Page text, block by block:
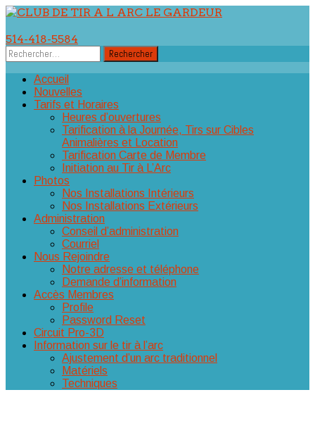
Aller
contenu
514-418-5584
Rechercher :
Accueil
Nouvelles
Tarifs et Horaires
Heures d’ouvertures
Tarification à la Journée, Tirs sur Cibles
Animalières et Location
Tarification Carte de Membre
Initiation au Tir à L’Arc
Photos
Nos Installations Intérieurs
Nos Installations Extérieurs
Administration
Conseil d’administration
Courriel
Nous Rejoindre
Notre adresse et téléphone
Demande d’information
Accès Membres
Profile
Password Reset
Circuit Pro-3D
Information sur le tir à l’arc
Ajustement d’un arc traditionnel
Matériels
Techniques